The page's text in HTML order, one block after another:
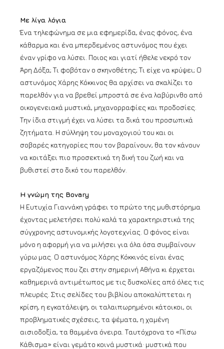
Με λίγα λόγια
Ένα τηλεφώνημα σε μια εφημερίδα, ένας φόνος, ένα
κάθαρμα και ένα μπερδεμένος αστυνόμος που έχει
έναν γρίφο να λύσει. Ποιος και γιατί ήθελε νεκρό τον
Άρη Δόξα; Τι φοβόταν ο σκηνοθέτης; Τι είχε να κρύψει; Ο
αστυνόμος Χάρης Κόκκινος θα αρχίσει να σκαλίζει το
παρελθόν για να βρεθεί μπροστά σε ένα λαβύρινθο από
οικογενειακά μυστικά, μηχανορραφίες και προδοσίες.
Την ίδια στιγμή έχει να λύσει τα δικά του προσωπικά
ζητήματα. Η σύλληψη του μοναχογιού του και οι
σοβαρές κατηγορίες που τον βαραίνουν, θα τον κάνουν
να κοιτάξει πιο προσεκτικά τη δική του ζωή και να
βυθιστεί στο δικό του παρελθόν.
Η γνώμη της Bovary
Η Ευτυχία Γιαννάκη γράφει το πρώτο της μυθιστόρημα
έχοντας μελετήσει πολύ καλά τα χαρακτηριστικά της
σύγχρονης αστυνομικής λογοτεχνίας. Ο φόνος είναι
μόνο η αφορμή για να μιλήσει για όλα όσα συμβαίνουν
γύρω μας. Ο αστυνόμος Χάρης Κόκκινός είναι ένας
εργαζόμενος που ζει στην σημερινή Αθήνα κι έρχεται
καθημερινά αντιμέτωπος με τις δυσκολίες από όλες τις
πλευρές. Στις σελίδες του βιβλίου αποκαλύπτεται η
κρίση, η εγκατάλειψη, οι ταλαιπωρημένοι κάτοικοι, οι
προβληματικές σχέσεις, τα ψέματα, η χαμένη
αισιοδοξία, τα θαμμένα όνειρα. Ταυτόχρονα το «Πίσω
Κάθισμα» είναι γεμάτο κοινά μυστικά· μυστικά που